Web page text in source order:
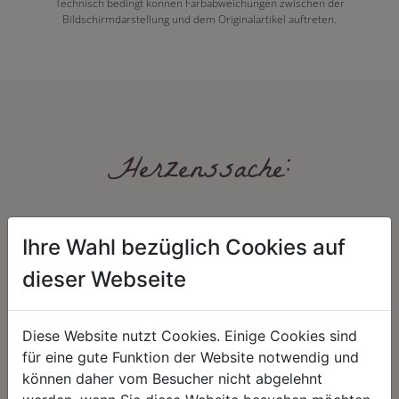
Technisch bedingt können Farbabweichungen zwischen der
Bildschirmdarstellung und dem Originalartikel auftreten.
Herzenssache:
HARMONIE
Unser Sortiment steht für ein
positives Lebensgefühl. Wir
FAIRNESS
Nicht immer ist der günstigste Preis
auch ein guter Preis. Wir handeln
Ihre Wahl bezüglich Cookies auf
dieser Webseite
Diese Website nutzt Cookies. Einige Cookies sind
für eine gute Funktion der Website notwendig und
können daher vom Besucher nicht abgelehnt